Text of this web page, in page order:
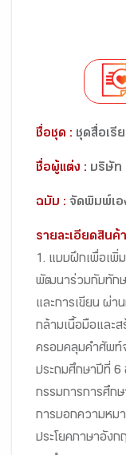
ชื่อชุด : ชุดสื่อเรี
ชื่อผู้แต่ง : บริษัท
ฉบับ : จัดพิมพ์เอ
รายละเอียดสินค้า
1. แบบฝึกเพื่อเพิ่
พัฒนาร่วมกับทักษ
และการเขียน ผ่
กล้ามเนื้อมือและ
ครอบคลุมคำศัพท์
ประถมศึกษาปีที่ 6
กรรมการการศึก
การบอกความหม
ประโยคภาษาอังก